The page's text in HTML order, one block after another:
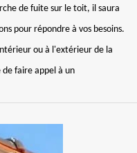
de fuite sur le toit, il saura
pour répondre à vos besoins.
ou à l'extérieur de la
faire appel à un